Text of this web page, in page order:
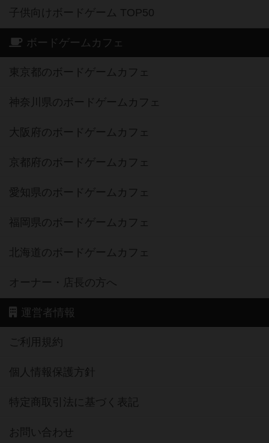
子供向けボードゲーム TOP50
ボードゲームカフェ
東京都のボードゲームカフェ
神奈川県のボードゲームカフェ
大阪府のボードゲームカフェ
京都府のボードゲームカフェ
愛知県のボードゲームカフェ
福岡県のボードゲームカフェ
北海道のボードゲームカフェ
オーナー・店長の方へ
運営者情報
ご利用規約
個人情報保護方針
特定商取引法に基づく表記
お問い合わせ